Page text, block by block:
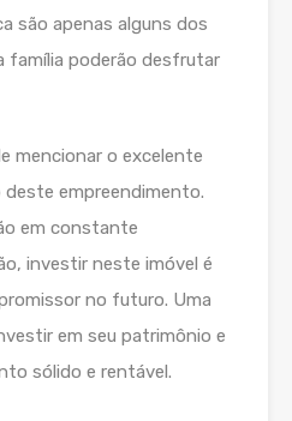
são apenas alguns dos
família poderão desfrutar
mencionar o excelente
empreendimento.
em constante
investir neste imóvel é
no futuro. Uma
em seu patrimônio e
sólido e rentável.